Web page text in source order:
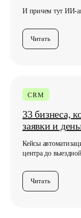
И причем тут ИИ-
Читать
CRM
33 бизнеса,
заявки и
Кейсы
центра до
Читать